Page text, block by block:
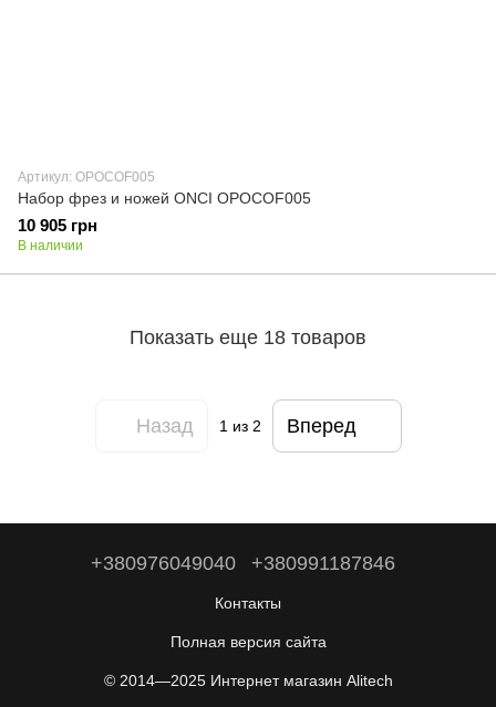
Артикул: OPOCOF005
Набор фрез и ножей ONCI OPOCOF005
10 905 грн
В наличии
Показать еще 18 товаров
Назад 1 из 2 Вперед
+380976049040 +380991187846
Контакты
Полная версия сайта
© 2014—2025 Интернет магазин Alitech